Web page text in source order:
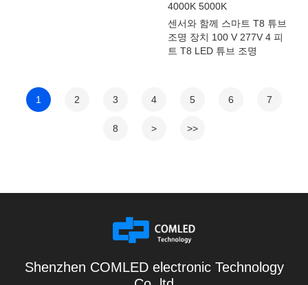
4000K 5000K
센서와 함께 스마트 T8 튜브
조명 장치 100 V 277V 4 피
트 T8 LED 튜브 조명
1 2 3 4 5 6 7
8 > >>
Shenzhen COMLED electronic Technology